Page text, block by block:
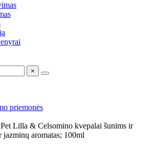
×
priemonės
Lilla & Celsomino kvepalai šunims ir
jazminų aromatas; 100ml